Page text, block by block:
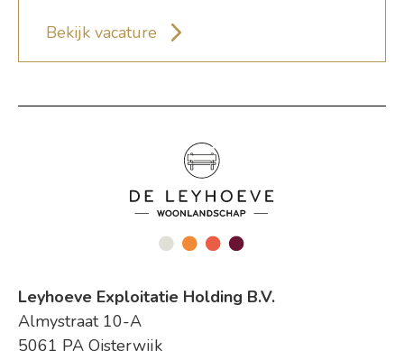
Bekijk vacature
Leyhoeve Exploitatie Holding B.V.
Almystraat 10-A
5061 PA Oisterwijk